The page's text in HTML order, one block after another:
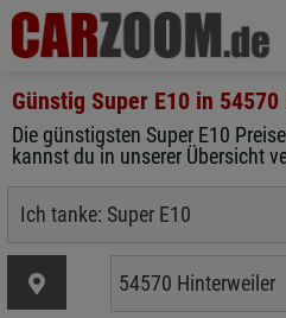
Günstig Super E10 in
Die günstigsten Super E10
kannst du in unserer Übersicht